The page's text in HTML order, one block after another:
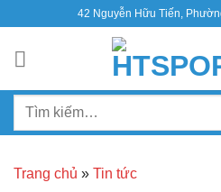
nội
42 Nguyễn Hữu Tiến,
Tìm
Trang chủ » Tin tức